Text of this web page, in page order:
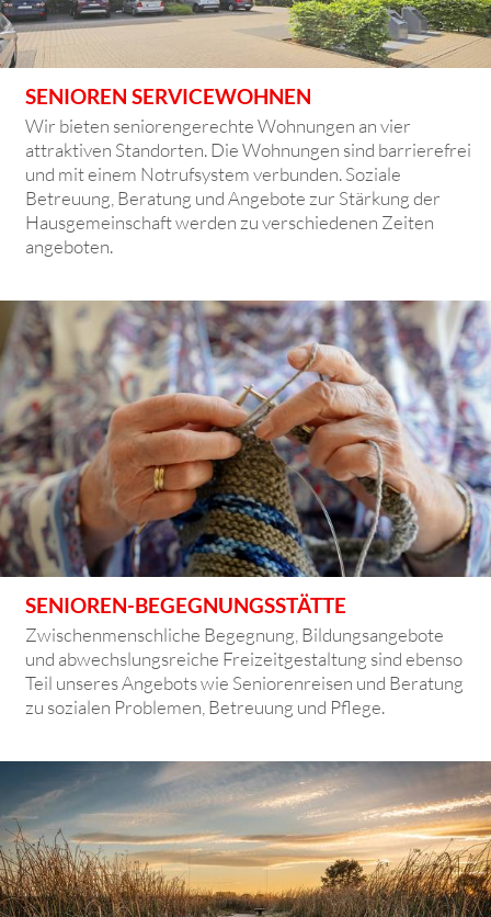
SENIOREN SERVICEWOHNEN
Wir bieten seniorengerechte Wohnungen an vier
attraktiven Standorten. Die Wohnungen sind barrierefrei
und mit einem Notrufsystem verbunden. Soziale
Betreuung, Beratung und Angebote zur Stärkung der
Hausgemeinschaft werden zu verschiedenen Zeiten
angeboten.
SENIOREN-BEGEGNUNGSSTÄTTE
Zwischenmenschliche Begegnung, Bildungsangebote
und abwechslungsreiche Freizeitgestaltung sind ebenso
Teil unseres Angebots wie Seniorenreisen und Beratung
zu sozialen Problemen, Betreuung und Pflege.